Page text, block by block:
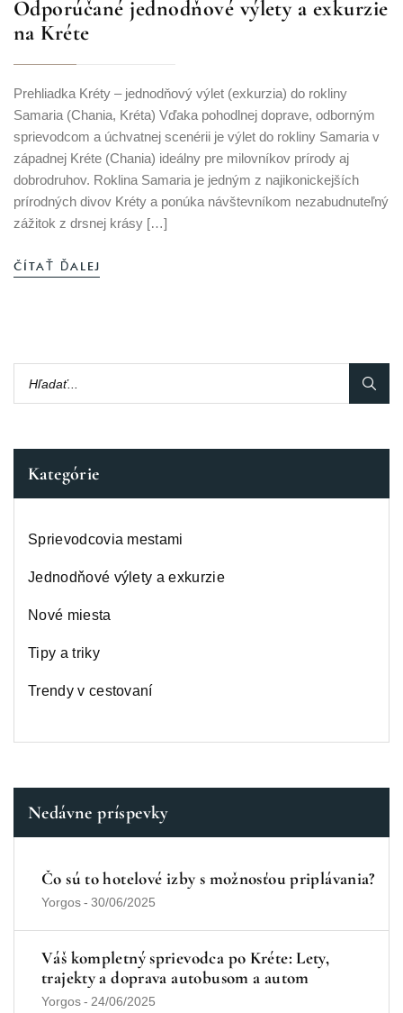
Odporúčané jednodňové výlety a exkurzie
na Kréte
Prehliadka Kréty – jednodňový výlet (exkurzia) do rokliny
Samaria (Chania, Kréta) Vďaka pohodlnej doprave, odborným
sprievodcom a úchvatnej scenérii je výlet do rokliny Samaria v
západnej Kréte (Chania) ideálny pre milovníkov prírody aj
dobrodruhov. Roklina Samaria je jedným z najikonickejších
prírodných divov Kréty a ponúka návštevníkom nezabudnuteľný
zážitok z drsnej krásy […]
ČÍTAŤ ĎALEJ
Kategórie
Sprievodcovia mestami
Jednodňové výlety a exkurzie
Nové miesta
Tipy a triky
Trendy v cestovaní
Nedávne príspevky
Čo sú to hotelové izby s možnosťou priplávania?
Yorgos- 30/06/2025
Váš kompletný sprievodca po Kréte: Lety,
trajekty a doprava autobusom a autom
Yorgos- 24/06/2025